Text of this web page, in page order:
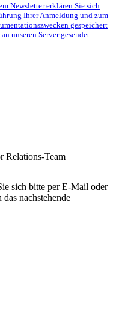
Newsletter erklären Sie sich
Ihrer Anmeldung und zum
gespeichert
unseren Server gesendet.
Relations-Team
sich bitte per E-Mail oder
nachstehende